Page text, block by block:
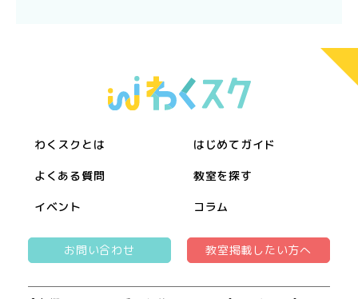
わくスクとは はじめてガイド
よくある質問 教室を探す
イベント コラム
お問い合わせ 教室掲載したい方へ